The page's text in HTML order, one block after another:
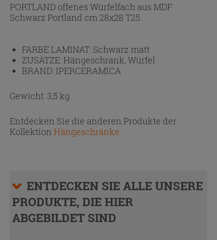
PORTLAND offenes Würfelfach aus MDF
Schwarz Portland cm 28x28 T25.
FARBE LAMINAT: Schwarz matt
ZUSÄTZE:Hängeschrank, Würfel
BRAND: IPERCERAMICA
Gewicht: 3,5 kg
Entdecken Sie die anderen Produkte der
Kollektion Hängeschränke
ENTDECKEN SIE ALLE UNSERE
PRODUKTE, DIE HIER
ABGEBILDET SIND